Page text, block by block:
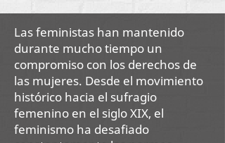
Las feministas han mantenido
durante mucho tiempo un
compromiso con los derechos de
las mujeres. Desde el movimiento
histórico hacia el sufragio
femenino en el siglo XIX, el
feminismo ha desafiado